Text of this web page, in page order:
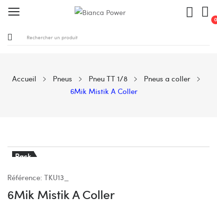
0
Accueil Pneus Pneu TT 1/8
Pneus a coller
6Mik Mistik A Coller
Pack
Référence: TKU13_
6Mik Mistik A Coller